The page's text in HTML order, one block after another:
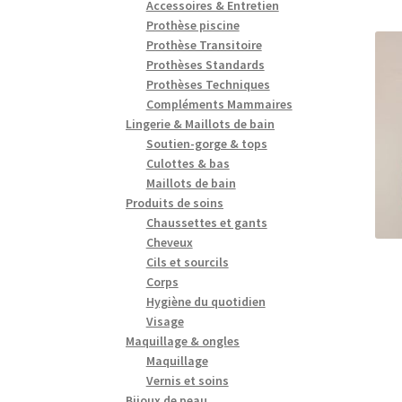
Accessoires & Entretien
Prothèse piscine
Prothèse Transitoire
Prothèses Standards
Prothèses Techniques
Compléments Mammaires
Lingerie & Maillots de bain
Soutien-gorge & tops
Culottes & bas
Maillots de bain
Produits de soins
Chaussettes et gants
Cheveux
Cils et sourcils
Corps
Hygiène du quotidien
Visage
Maquillage & ongles
Maquillage
Vernis et soins